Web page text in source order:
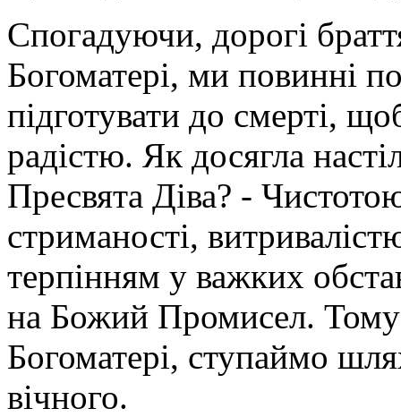
Спогадуючи, дорогі
Богоматері, ми повинні
підготувати до смерті,
радістю. Як досягла
Пресвята Діва? -
стриманості,
терпінням у важких
на Божий Промисел.
Богоматері, ступаймо
вічного.